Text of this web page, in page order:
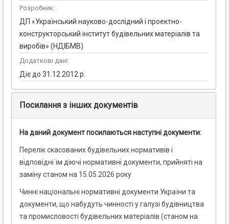
Розробник:
ДП «Український науково-дослідний і проектно-
конструкторський інститут будівельних матеріалів та
виробів» (НДІБМВ)
Додаткові дані:
Діє до 31.12.2012 р.
Посилання з інших документів
На даний документ посилаються наступні документи:
Перелік скасованих будівельних нормативів і
відповідні їм діючі нормативні документи, прийняті на
заміну станом на 15.05.2026 року
Чинні національні нормативні документи України та
документи, що набудуть чинності у галузі будівництва
та промисловості будівельних матеріалів (станом на